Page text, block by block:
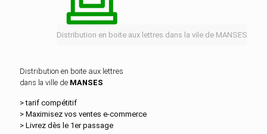
Distribution en boite aux lettres dans la vile de MANSES
Distribution en boite aux lettres
dans la ville de MANSES
> tarif compétitif
> Maximisez vos ventes e‑commerce
> Livrez dès le 1er passage